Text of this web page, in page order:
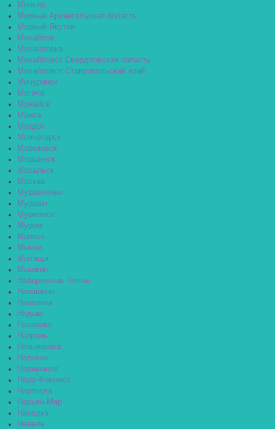
Миньяр
Мирный Архангельская область
Мирный Якутия
Михайлов
Михайловка
Михайловск Свердловская область
Михайловск Ставропольский край
Мичуринск
Могоча
Можайск
Можга
Моздок
Мончегорск
Морозовск
Моршанск
Мосальск
Москва
Муравленко
Мураши
Мурманск
Муром
Мценск
Мыски
Мытищи
Мышкин
Набережные Челны
Навашино
Наволоки
Надым
Назарово
Назрань
Называевск
Нальчик
Нариманов
Наро-Фоминск
Нарткала
Нарьян-Мар
Находка
Невель